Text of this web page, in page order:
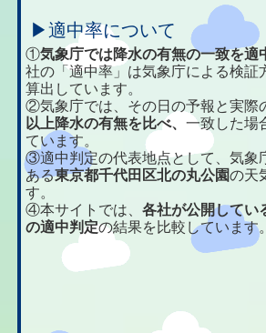
▶適中率について
①気象庁では降水の有無の一致を適
社の「適中率」は気象庁による検証
算出しています。
②気象庁では、その日の予報と実際
以上降水の有無を比べ、一致した場
ています。
③適中判定の代表地点として、気象
ある東京都千代田区北の丸公園の天
す。
④本サイトでは、各社が公開してい
の適中判定の結果を比較しています。